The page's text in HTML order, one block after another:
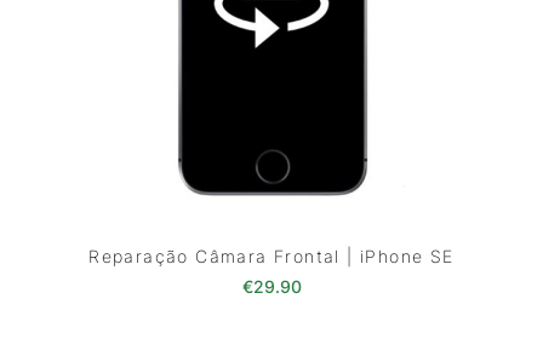
Reparação Câmara Frontal | iPhone SE
€29.90